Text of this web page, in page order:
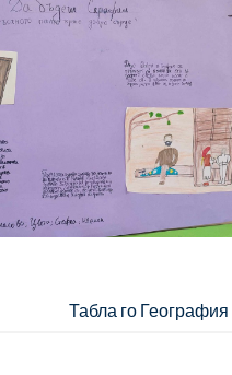
Табла го География